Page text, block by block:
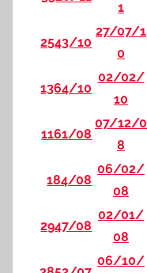
1
2543/10
27/07/1
0
1364/10
02/02/
10
1161/08
07/12/0
8
184/08
06/02/
08
2947/08
02/01/
08
06/10/